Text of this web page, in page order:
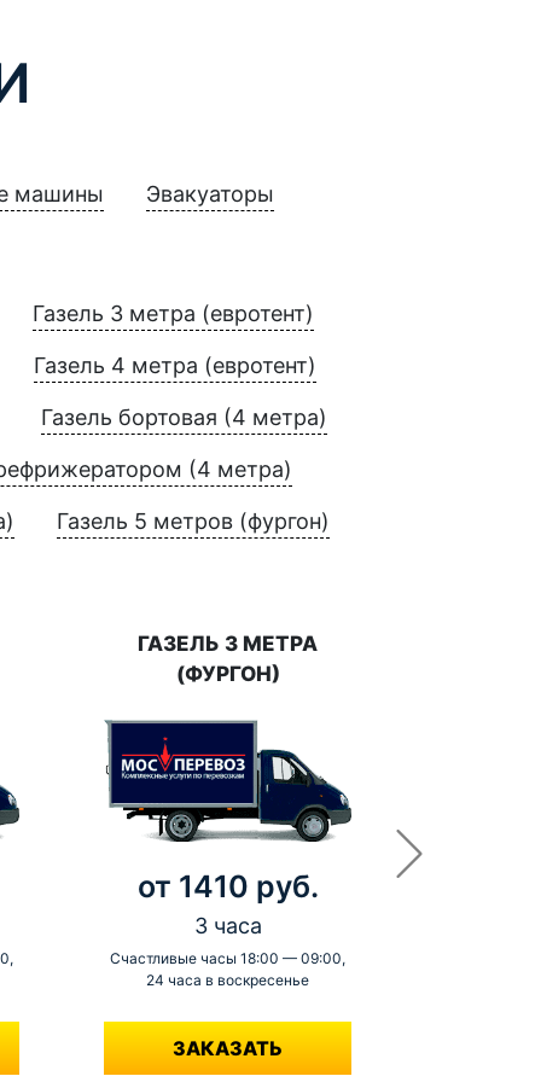
машины Эвакуаторы
Газель 3 метра (евротент)
Газель 4 метра (евротент)
Газель бортовая (4 метра)
(4 метра)
Газель 5 метров (фургон)
ГАЗЕЛЬ 3 МЕТРА
(ФУРГОН)
от 1410 руб.
3 часа
Счастливые часы 18:00 — 09:00,
24 часа в воскресенье
-
ЗАКАЗАТЬ